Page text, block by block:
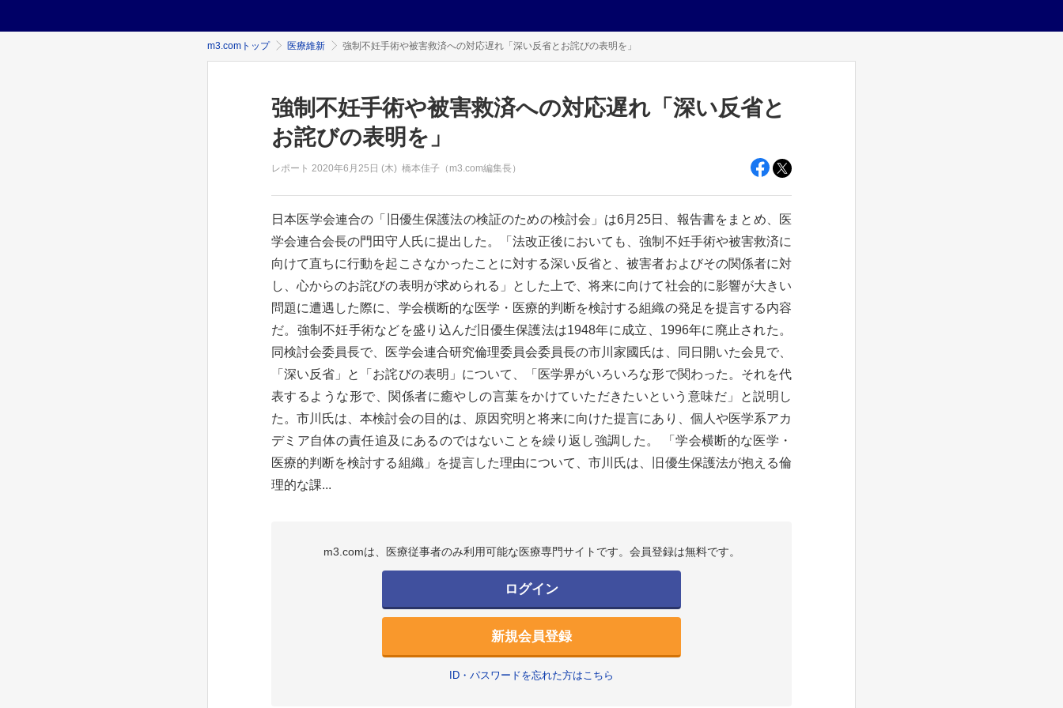
m3.comトップ 医療維新 強制不妊手術や被害救済への対応遅れ「深い反省とお詫びの表明を」
強制不妊手術や被害救済への対応遅れ「深い反省と
お詫びの表明を」
レポート 2020年6月25日 (木) 橋本佳子（m3.com編集長）
日本医学会連合の「旧優生保護法の検証のための検討会」は6月25日、報告書をまとめ、医
学会連合会長の門田守人氏に提出した。「法改正後においても、強制不妊手術や被害救済に
向けて直ちに行動を起こさなかったことに対する深い反省と、被害者およびその関係者に対
し、心からのお詫びの表明が求められる」とした上で、将来に向けて社会的に影響が大きい
問題に遭遇した際に、学会横断的な医学・医療的判断を検討する組織の発足を提言する内容
だ。強制不妊手術などを盛り込んだ旧優生保護法は1948年に成立、1996年に廃止された。
同検討会委員長で、医学会連合研究倫理委員会委員長の市川家國氏は、同日開いた会見で、
「深い反省」と「お詫びの表明」について、「医学界がいろいろな形で関わった。それを代
表するような形で、関係者に癒やしの言葉をかけていただきたいという意味だ」と説明し
た。市川氏は、本検討会の目的は、原因究明と将来に向けた提言にあり、個人や医学系アカ
デミア自体の責任追及にあるのではないことを繰り返し強調した。 「学会横断的な医学・
医療的判断を検討する組織」を提言した理由について、市川氏は、旧優生保護法が抱える倫
理的な課...
m3.comは、医療従事者のみ利用可能な医療専門サイトです。会員登録は無料です。
ログイン
新規会員登録
ID・パスワードを忘れた方はこちら